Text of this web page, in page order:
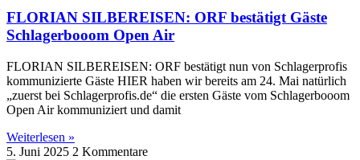
FLORIAN SILBEREISEN: ORF bestätigt Gäste
Schlagerbooom Open Air
FLORIAN SILBEREISEN: ORF bestätigt nun von Schlagerprofis
kommunizierte Gäste HIER haben wir bereits am 24. Mai natürlich
„zuerst bei Schlagerprofis.de“ die ersten Gäste vom Schlagerbooom
Open Air kommuniziert und damit
Weiterlesen »
5. Juni 2025 2 Kommentare